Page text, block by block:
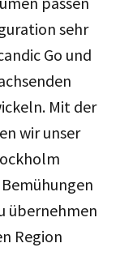
sehr
Go und
Mit der
wir unser
übernehmen
Region